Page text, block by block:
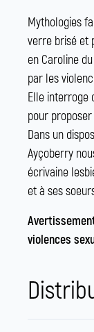
Mythologies
verre brisé et
en Caroline
par les
Elle interroge
pour
Dans un
Ayçoberry
écrivaine
et à ses
violences